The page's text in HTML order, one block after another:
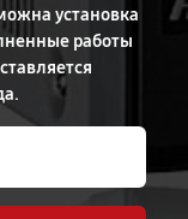
установка
работы